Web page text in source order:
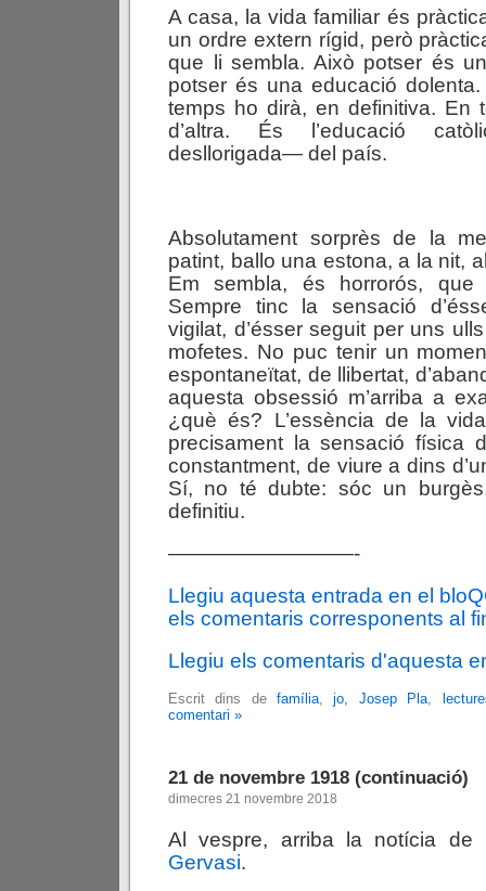
A casa, la vida familiar és
un ordre extern rígid, però
que li sembla. Això potser és
potser és una educació
temps ho dirà, en definitiva. En
d’altra. És l’educació
desllorigada— del país.
Absolutament sorprès de la
patint, ballo una estona, a la nit,
Em sembla, és horrorós, que
Sempre tinc la sensació
vigilat, d’ésser seguit per uns
mofetes. No puc tenir un
espontaneïtat, de llibertat,
aquesta obsessió m’arriba a
¿què és? L’essència de la
precisament la sensació física
constantment, de viure a dins
Sí, no té dubte: sóc un
definitiu.
—————————-
Llegiu aquesta entrada en el
els comentaris corresponents al
Llegiu els comentaris d'aquesta
Escrit dins defamília ,jo, Josep Pla
comentari »
21 de novembre 1918 (continuació)
dimecres 21 novembre 2018
Al vespre, arriba la notícia de
Gervasi.